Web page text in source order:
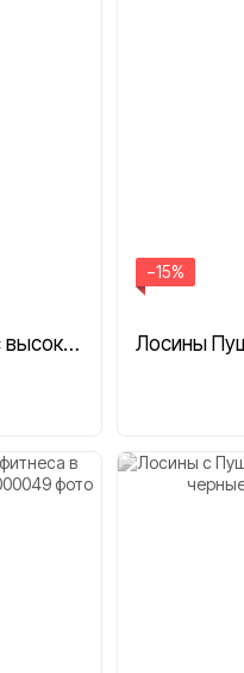
Лосины Пуш Ап для фитнеса с высокой талией LILAFIT розово-желтые градиент размер S
−15%